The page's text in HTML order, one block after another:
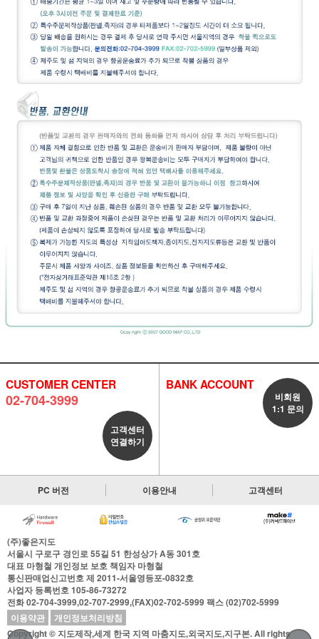
CUSTOMER CENTER
02-704-3999
고객센터
연결하기
BANK ACCOUNT
비회원
1:1 문의
PC 버전 이용안내 고객센터
(주)좋은지도
서울시 구로구 경인로 55길 51 한성상가 A동 301호
대표 마형철 개인정보 보호 책임자마형철
통신판매업신고번호제 2011-서울영등포-0832호
사업자 등록번호105-86-73272
전화02-704-3999,02-707-2999,(FAX)02-702-5999팩스(02)702-5999
이용약관
개인정보처리방침
Copyright © 지도제작,세계 한국 지역 마춤지도,외국지도,지구본. All rights